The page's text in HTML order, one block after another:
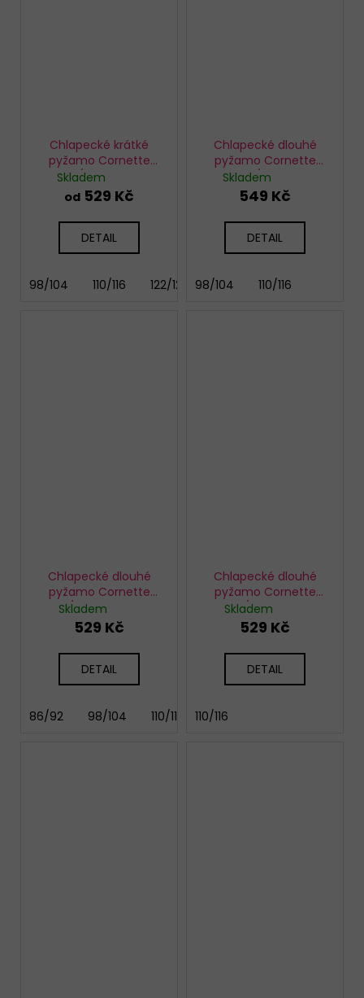
Chlapecké krátké
pyžamo Cornette
798/120 Fishing
Skladem
od 529 Kč
DETAIL
98/104 110/116 122/128 134/140
Chlapecké dlouhé
pyžamo Cornette
267/158 Ski
Skladem
549 Kč
DETAIL
98/104 110/116
Chlapecké dlouhé
pyžamo Cornette
478/162 Work zone
Skladem
529 Kč
DETAIL
86/92 98/104 110/116
Chlapecké dlouhé
pyžamo Cornette
478/159 Winner
Skladem
529 Kč
DETAIL
110/116